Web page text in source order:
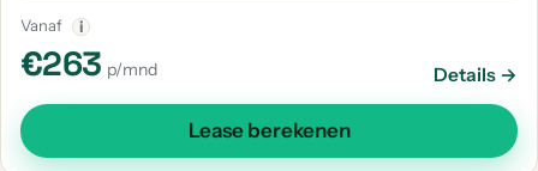
Vanaf i
€263 p/mnd Details →
Lease berekenen